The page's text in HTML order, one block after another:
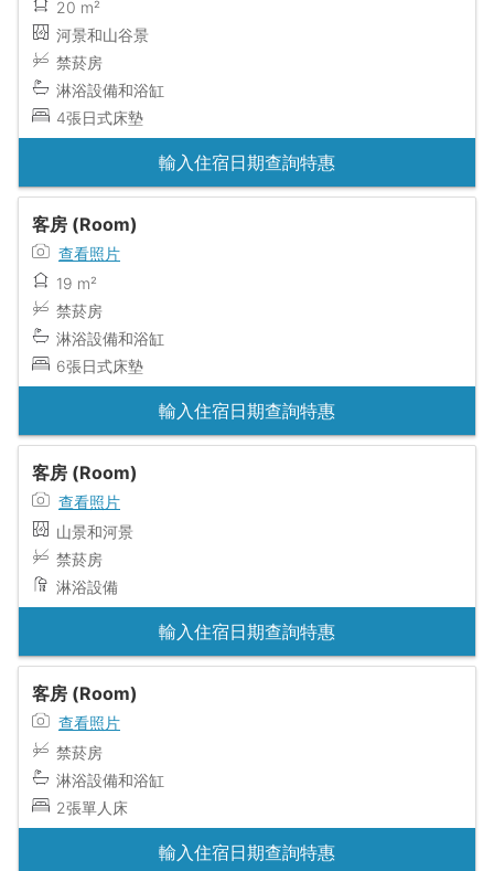
20 m²
河景和山谷景
禁菸房
淋浴設備和浴缸
4張日式床墊
輸入住宿日期查詢特惠
客房 (Room)
查看照片
19 m²
禁菸房
淋浴設備和浴缸
6張日式床墊
輸入住宿日期查詢特惠
客房 (Room)
查看照片
山景和河景
禁菸房
淋浴設備
輸入住宿日期查詢特惠
客房 (Room)
查看照片
禁菸房
淋浴設備和浴缸
2張單人床
輸入住宿日期查詢特惠